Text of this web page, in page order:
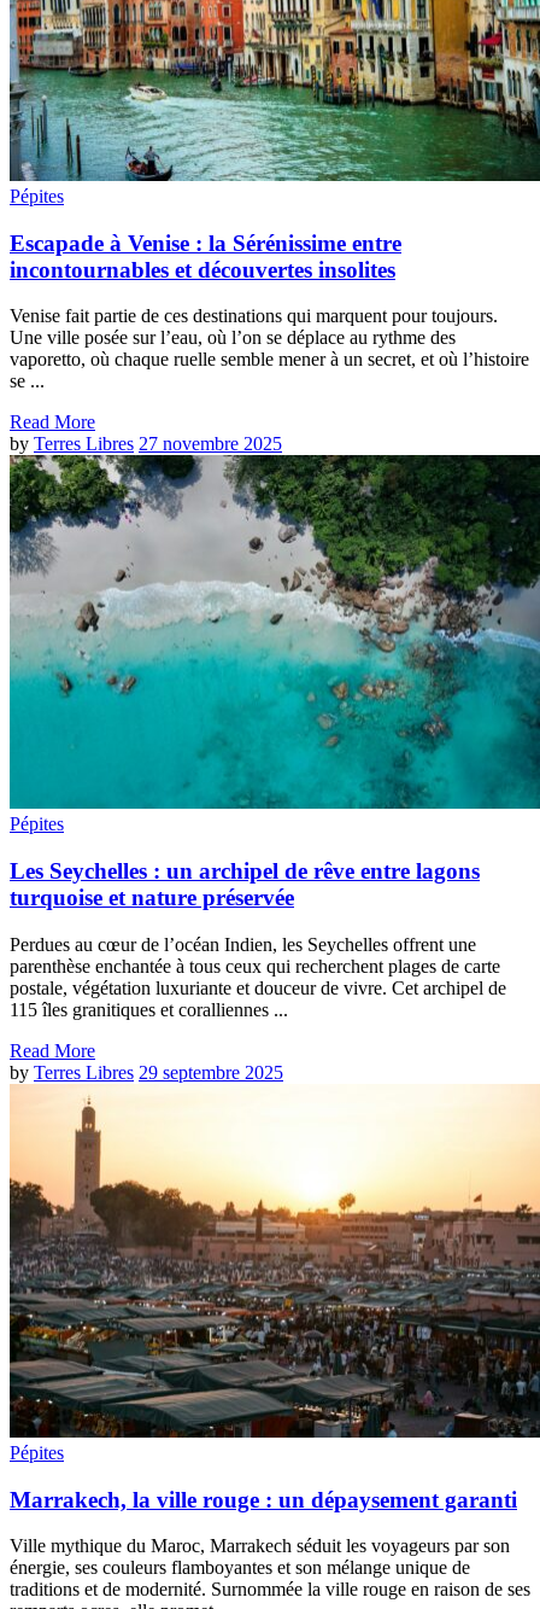
Pépites
Escapade à Venise : la Sérénissime entre
incontournables et découvertes insolites
Venise fait partie de ces destinations qui marquent pour toujours.
Une ville posée sur l’eau, où l’on se déplace au rythme des
vaporetto, où chaque ruelle semble mener à un secret, et où l’histoire
se ...
Read More
by Terres Libres 27 novembre 2025
Pépites
Les Seychelles : un archipel de rêve entre lagons
turquoise et nature préservée
Perdues au cœur de l’océan Indien, les Seychelles offrent une
parenthèse enchantée à tous ceux qui recherchent plages de carte
postale, végétation luxuriante et douceur de vivre. Cet archipel de
115 îles granitiques et coralliennes ...
Read More
by Terres Libres 29 septembre 2025
Pépites
Marrakech, la ville rouge : un dépaysement garanti
Ville mythique du Maroc, Marrakech séduit les voyageurs par son
énergie, ses couleurs flamboyantes et son mélange unique de
traditions et de modernité. Surnommée la ville rouge en raison de ses